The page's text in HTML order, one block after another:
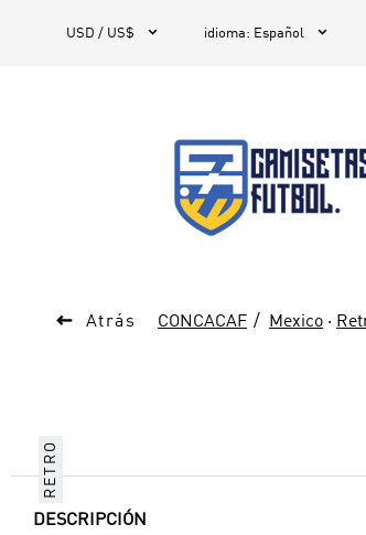
USD / US$  idioma: Español 
 Atrás CONCACAF Mexico ·
RETRO
DESCRIPCIÓN